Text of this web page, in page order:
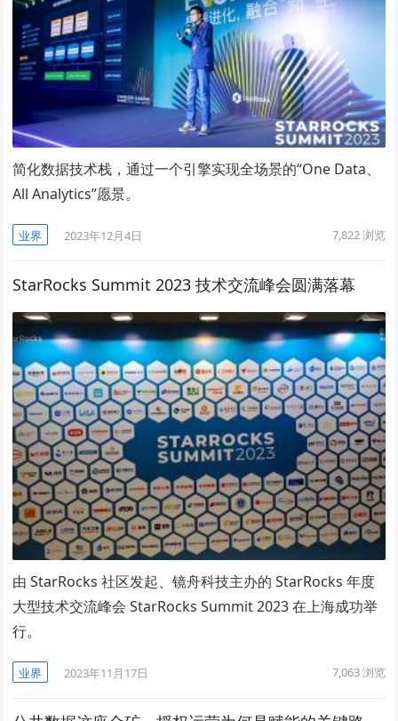
简化数据技术栈，通过一个引擎实现全场景的“One Data、
All Analytics”愿景。
业界 2023年12月4日 7,822浏览
StarRocks Summit 2023 技术交流峰会圆满落幕
由 StarRocks 社区发起、镜舟科技主办的 StarRocks 年度
大型技术交流峰会 StarRocks Summit 2023 在上海成功举
行。
业界 2023年11月17日 7,063浏览